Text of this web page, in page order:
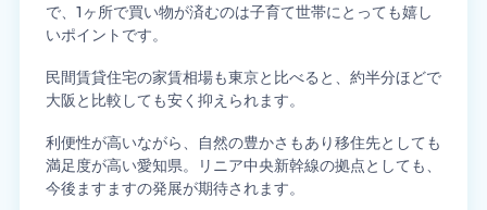
で、1ヶ所で買い物が済むのは子育て世帯にとっても嬉し
いポイントです。
民間賃貸住宅の家賃相場も東京と比べると、約半分ほどで
大阪と比較しても安く抑えられます。
利便性が高いながら、自然の豊かさもあり移住先としても
満足度が高い愛知県。リニア中央新幹線の拠点としても、
今後ますますの発展が期待されます。